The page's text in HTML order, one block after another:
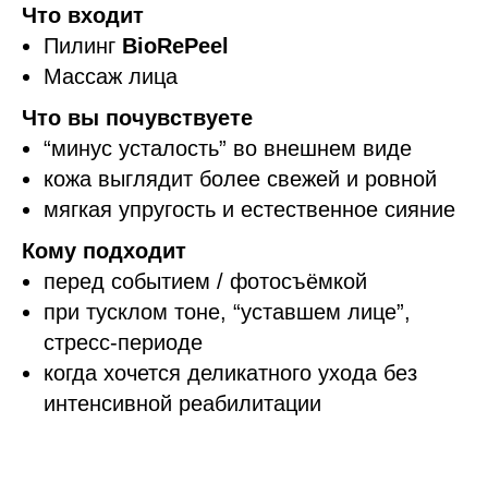
Что входит
Пилинг BioRePeel
Массаж лица
Что вы почувствуете
“минус усталость” во внешнем виде
кожа выглядит более свежей и ровной
мягкая упругость и естественное сияние
Кому подходит
перед событием / фотосъёмкой
при тусклом тоне, “уставшем лице”,
стресс-периоде
когда хочется деликатного ухода без
интенсивной реабилитации